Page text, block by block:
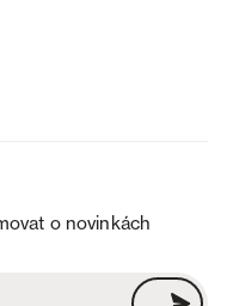
o novinkách